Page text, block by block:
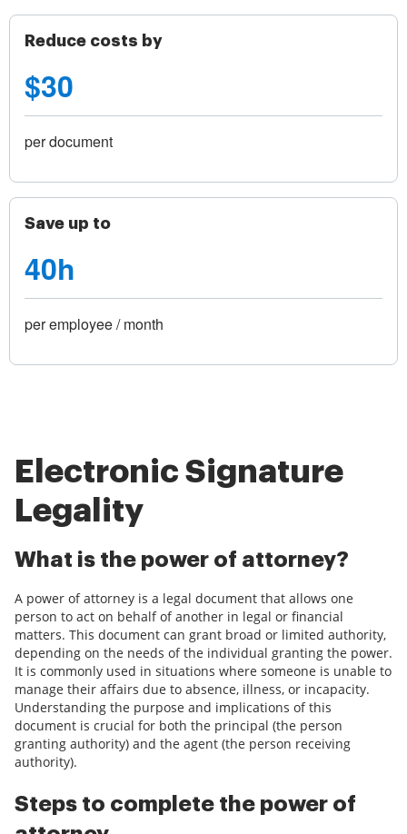
Reduce costs by
$30
per document
Save up to
40h
per employee / month
Electronic Signature
Legality
What is the power of attorney?
A power of attorney is a legal document that allows one
person to act on behalf of another in legal or financial
matters. This document can grant broad or limited authority,
depending on the needs of the individual granting the power.
It is commonly used in situations where someone is unable to
manage their affairs due to absence, illness, or incapacity.
Understanding the purpose and implications of this
document is crucial for both the principal (the person
granting authority) and the agent (the person receiving
authority).
Steps to complete the power of